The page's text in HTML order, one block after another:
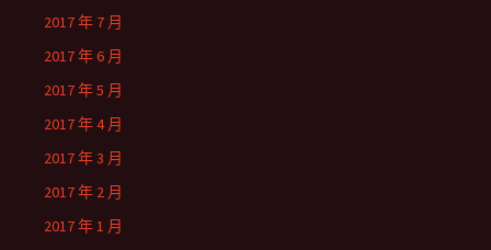
2017 年 7 月
2017 年 6 月
2017 年 5 月
2017 年 4 月
2017 年 3 月
2017 年 2 月
2017 年 1 月